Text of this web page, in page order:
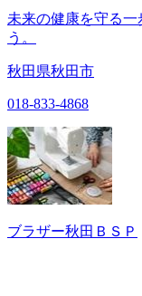
未来の健康を守る
う。
秋田県秋田市
018-833-4868
ブラザー秋田ＢＳＰ